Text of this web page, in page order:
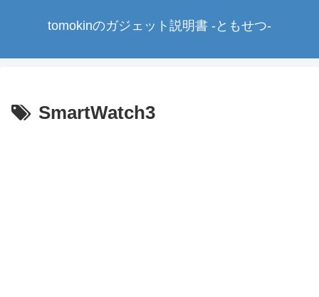
tomokinのガジェット説明書 -ともせつ-
SmartWatch3